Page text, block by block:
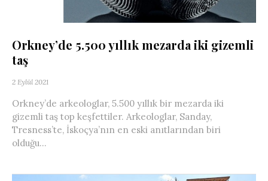
Orkney’de 5.500 yıllık mezarda iki gizemli
taş
2 Eylül 2021
Orkney’de arkeologlar, 5.500 yıllık bir mezarda iki
gizemli taş top keşfettiler. Arkeologlar, Sanday,
Tresness’te, İskoçya’nın en eski anıtlarından biri
olduğu...